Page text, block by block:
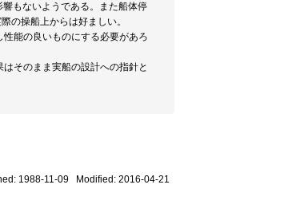
もないようである。また船体停
の操船上からは好ましい。
能の良いものにする必要があろ
そのまま実船の設計への指針と
1988-11-09 Modified: 2016-04-21